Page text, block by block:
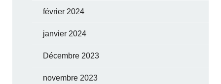
février 2024
janvier 2024
Décembre 2023
novembre 2023